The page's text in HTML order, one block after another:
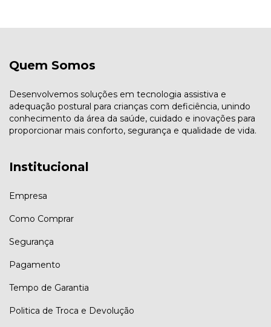
Quem Somos
Desenvolvemos soluções em tecnologia assistiva e
adequação postural para crianças com deficiência, unindo
conhecimento da área da saúde, cuidado e inovações para
proporcionar mais conforto, segurança e qualidade de vida.
Institucional
Empresa
Como Comprar
Segurança
Pagamento
Tempo de Garantia
Politica de Troca e Devolução